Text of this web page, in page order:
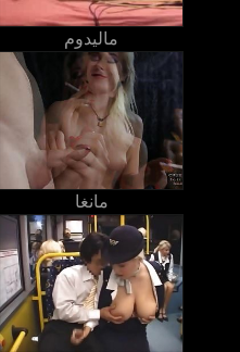
ماليدوم
مانغا